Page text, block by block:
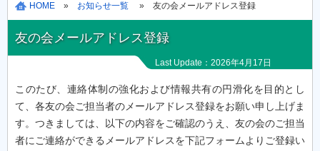
HOME » お知らせ一覧 » 友の会メールアドレス登録
友の会メールアドレス登録
Last Update：2026年4月17日
このたび、連絡体制の強化および情報共有の円滑化を目的とし
て、各友の会ご担当者のメールアドレス登録をお願い申し上げま
す。つきましては、以下の内容をご確認のうえ、友の会のご担当
者にご連絡ができるメールアドレスを下記フォームよりご登録い